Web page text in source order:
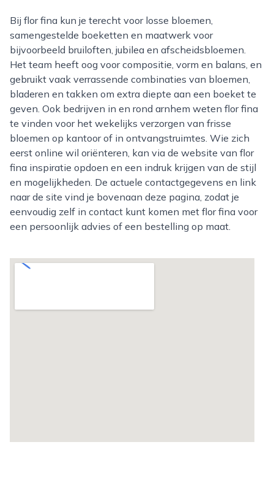
Bij flor fina kun je terecht voor losse bloemen,
samengestelde boeketten en maatwerk voor
bijvoorbeeld bruiloften, jubilea en afscheidsbloemen.
Het team heeft oog voor compositie, vorm en balans, en
gebruikt vaak verrassende combinaties van bloemen,
bladeren en takken om extra diepte aan een boeket te
geven. Ook bedrijven in en rond arnhem weten flor fina
te vinden voor het wekelijks verzorgen van frisse
bloemen op kantoor of in ontvangstruimtes. Wie zich
eerst online wil oriënteren, kan via de website van flor
fina inspiratie opdoen en een indruk krijgen van de stijl
en mogelijkheden. De actuele contactgegevens en link
naar de site vind je bovenaan deze pagina, zodat je
eenvoudig zelf in contact kunt komen met flor fina voor
een persoonlijk advies of een bestelling op maat.